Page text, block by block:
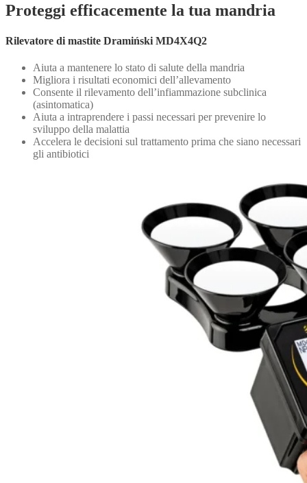
Proteggi efficacemente la tua mandria
Rilevatore di mastite Dramiński MD4X4Q2
Aiuta a mantenere lo stato di salute della mandria
Migliora i risultati economici dell’allevamento
Consente il rilevamento dell’infiammazione subclinica
(asintomatica)
Aiuta a intraprendere i passi necessari per prevenire lo
sviluppo della malattia
Accelera le decisioni sul trattamento prima che siano necessari
gli antibiotici